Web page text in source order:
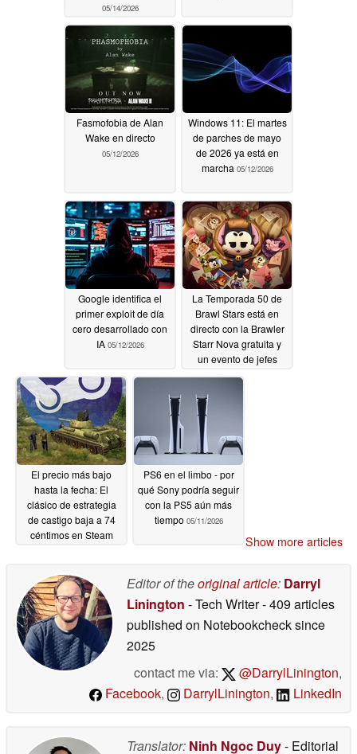
05/14/2026
Fasmofobia de Alan
Wake en directo
05/12/2026
Windows 11: El martes
de parches de mayo
de 2026 ya está en
marcha 05/12/2026
Google identifica el
primer exploit de día
cero desarrollado con
IA 05/12/2026
La Temporada 50 de
Brawl Stars está en
directo con la Brawler
Starr Nova gratuita y
un evento de jefes
05/12/2026
El precio más bajo
hasta la fecha: El
clásico de estrategia
de castigo baja a 74
céntimos en Steam
PS6 en el limbo - por
qué Sony podría seguir
con la PS5 aún más
tiempo 05/11/2026
Show more articles
Editor of theoriginal article: Darryl
Linington - Tech Writer- 409 articles
published on Notebookchecksince
2025
contact me via:
@DarrylLinington,
Facebook, DarrylLinington, LinkedIn
Translator: Ninh Ngoc Duy- Editorial